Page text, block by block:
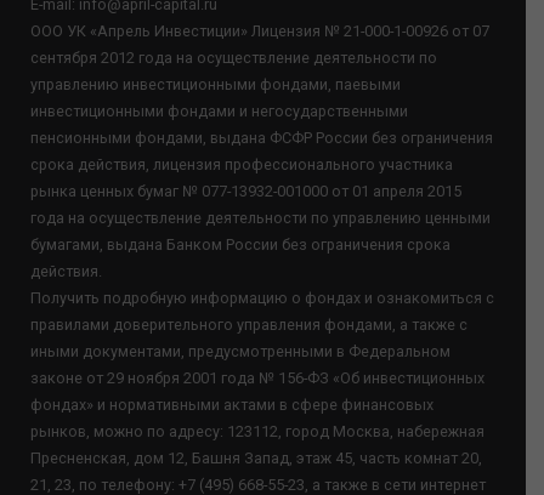
E-mail: info@april-capital.ru
ООО УК «Апрель Инвестиции» Лицензия № 21-000-1-00926 от 07
сентября 2012 года на осуществление деятельности по
управлению инвестиционными фондами, паевыми
инвестиционными фондами и негосударственными
пенсионными фондами, выдана ФСФР России без ограничения
срока действия, лицензия профессионального участника
рынка ценных бумаг № 077-13932-001000 от 01 апреля 2015
года на осуществление деятельности по управлению ценными
бумагами, выдана Банком России без ограничения срока
действия.
Получить подробную информацию о фондах и ознакомиться с
правилами доверительного управления фондами, а также с
иными документами, предусмотренными в Федеральном
законе от 29 ноября 2001 года № 156-ФЗ «Об инвестиционных
фондах» и нормативными актами в сфере финансовых
рынков, можно по адресу: 123112, город Москва, набережная
Пресненская, дом 12, Башня Запад, этаж 45, часть комнат 20,
21, 23, по телефону: +7 (495) 668-55-23, а также в сети интернет